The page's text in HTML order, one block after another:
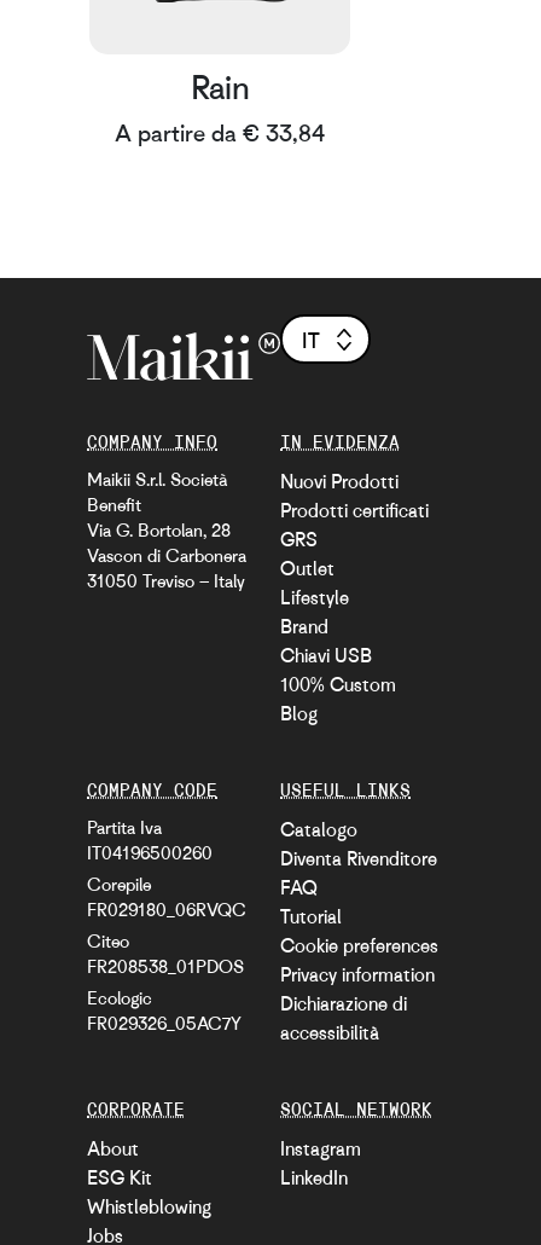
Rain
A partire da € 33,84
COMPANY INFO
Maikii S.r.l. Società
Benefit
Via G. Bortolan, 28
Vascon di Carbonera
31050 Treviso – Italy
IN EVIDENZA
Nuovi Prodotti
Prodotti certificati
GRS
Outlet
Lifestyle
Brand
Chiavi USB
100% Custom
Blog
CORPORATE
About
ESG Kit
Whistleblowing
Jobs
USEFUL LINKS
Catalogo
Diventa Rivenditore
FAQ
Tutorial
Cookie preferences
Privacy information
Dichiarazione di
accessibilità
COMPANY CODE
Partita Iva
IT04196500260
Corepile
FR029180_06RVQC
Citeo
FR208538_01PDOS
Ecologic
FR029326_05AC7Y
SOCIAL NETWORK
Instagram
LinkedIn
IT